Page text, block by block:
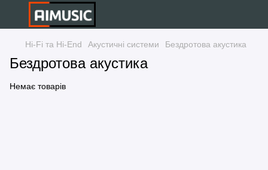
Hi-Fi та Hi-End Акустичні системи Бездротова акустика
Бездротова акустика
Немає товарів